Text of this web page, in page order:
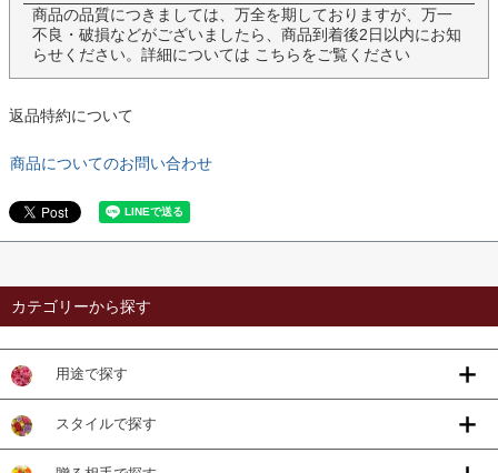
商品の品質につきましては、万全を期しておりますが、万一
不良・破損などがございましたら、商品到着後2日以内にお知
らせください。詳細については こちらをご覧ください
返品特約について
商品についてのお問い合わせ
カテゴリーから探す
用途で探す
スタイルで探す